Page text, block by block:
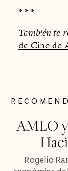
* * *
También te
de Cine de
AMLO
Rogelio